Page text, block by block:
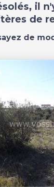
il
de
de